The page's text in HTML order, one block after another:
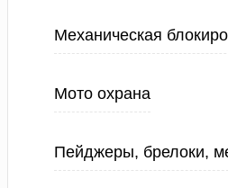
Механическая
Мото охрана
Пейджеры, брелоки,